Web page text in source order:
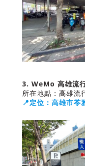
3. WeMo 高雄流
所在地點：高雄流
📍定位：高雄市苓